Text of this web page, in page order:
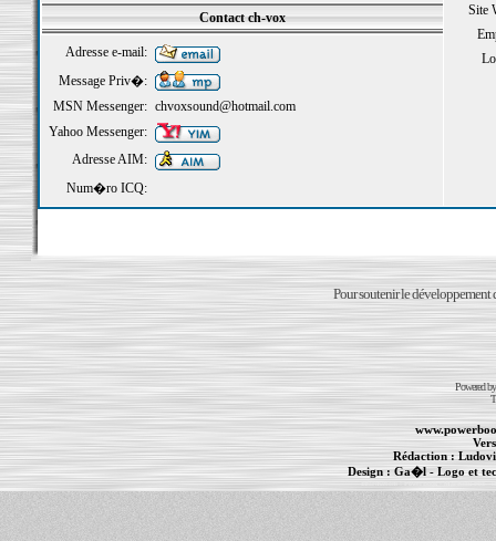
Site
Contact ch-vox
Adresse e-mail:
Message Priv�:
MSN Messenger: chvoxsound@hotmail.com
Yahoo Messenger:
Adresse AIM:
Num�ro ICQ:
Pour soutenir le développement
Powered
Rédaction :
Design : Ga�l - Logo et
PowerBook-